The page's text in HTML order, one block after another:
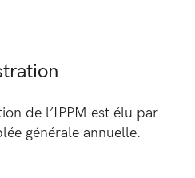
de l’IPPM est élu par
générale annuelle.